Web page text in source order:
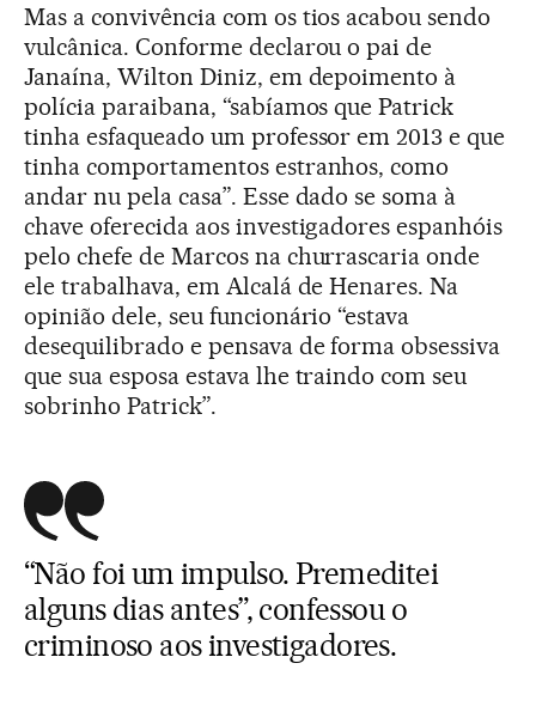
Mas a convivência com os tios acabou sendo
vulcânica. Conforme declarou o pai de
Janaína, Wilton Diniz, em depoimento à
polícia paraibana, “sabíamos que Patrick
tinha esfaqueado um professor em 2013 e que
tinha comportamentos estranhos, como
andar nu pela casa”. Esse dado se soma à
chave oferecida aos investigadores espanhóis
pelo chefe de Marcos na churrascaria onde
ele trabalhava, em Alcalá de Henares. Na
opinião dele, seu funcionário “estava
desequilibrado e pensava de forma obsessiva
que sua esposa estava lhe traindo com seu
sobrinho Patrick”.
“Não foi um impulso. Premeditei
alguns dias antes”, confessou o
criminoso aos investigadores.